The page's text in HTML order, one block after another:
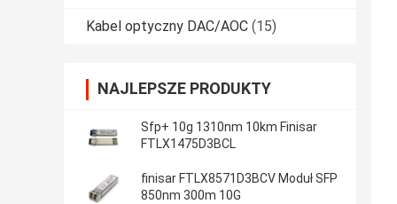
Kabel optyczny DAC/AOC (15)
NAJLEPSZE PRODUKTY
Sfp+ 10g 1310nm 10km Finisar
FTLX1475D3BCL
finisar FTLX8571D3BCV Moduł SFP
850nm 300m 10G